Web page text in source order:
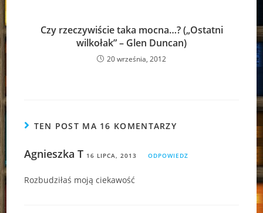
Czy rzeczywiście taka mocna…? („Ostatni
wilkołak” – Glen Duncan)
20 września, 2012
TEN POST MA 16 KOMENTARZY
Agnieszka T 16 LIPCA, 2013 ODPOWIEDZ
Rozbudziłaś moją ciekawość